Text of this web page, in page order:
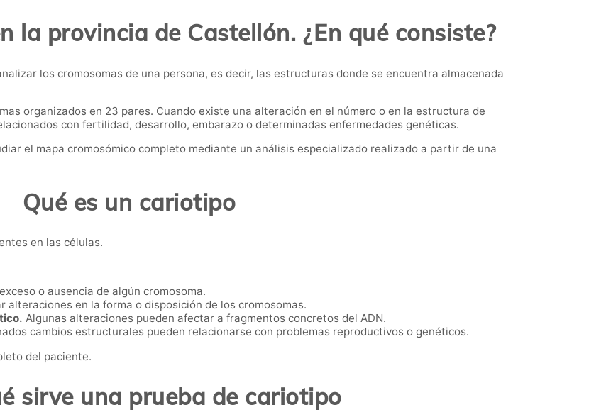
la provincia de Castellón. ¿En qué consiste?
los cromosomas de una persona, es decir, las estructuras donde se encuentra almacenada
organizados en 23 pares. Cuando existe una alteración en el número o en la estructura de
con fertilidad, desarrollo, embarazo o determinadas enfermedades genéticas.
el mapa cromosómico completo mediante un análisis especializado realizado a partir de una
Qué es un cariotipo
en las células.
o ausencia de algún cromosoma.
alteraciones en la forma o disposición de los cromosomas.
Algunas alteraciones pueden afectar a fragmentos concretos del ADN.
cambios estructurales pueden relacionarse con problemas reproductivos o genéticos.
del paciente.
sirve una prueba de cariotipo